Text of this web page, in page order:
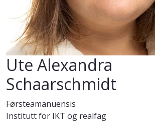
Ute Alexandra
Schaarschmidt
Førsteamanuensis
Institutt for IKT og realfag